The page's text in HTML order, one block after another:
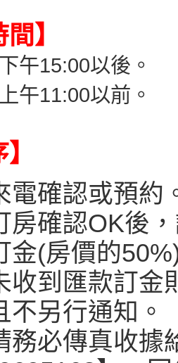
】
午15:00以後。
午11:00以前。
電確認或預約
房確認OK後
金(房價的
收到匯款訂金
不另行通知。
務必傳真收據